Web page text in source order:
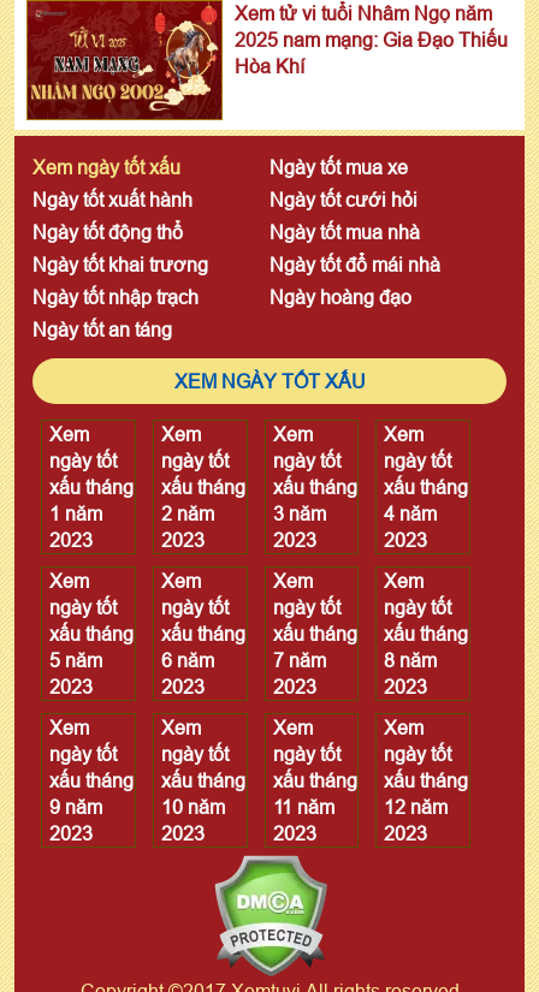
Xem tử vi tuổi Nhâm Ngọ năm
2025 nam mạng: Gia Đạo Thiếu
Hòa Khí
Xem ngày tốt xấu
Ngày tốt mua xe
Ngày tốt xuất hành
Ngày tốt cưới hỏi
Ngày tốt động thổ
Ngày tốt mua nhà
Ngày tốt khai trương
Ngày tốt đổ mái nhà
Ngày tốt nhập trạch
Ngày hoàng đạo
Ngày tốt an táng
XEM NGÀY TỐT XẤU
Xem
ngày tốt
xấu tháng
1 năm
2023
Xem
ngày tốt
xấu tháng
2 năm
2023
Xem
ngày tốt
xấu tháng
3 năm
2023
Xem
ngày tốt
xấu tháng
4 năm
2023
Xem
ngày tốt
xấu tháng
5 năm
2023
Xem
ngày tốt
xấu tháng
6 năm
2023
Xem
ngày tốt
xấu tháng
7 năm
2023
Xem
ngày tốt
xấu tháng
8 năm
2023
Xem
ngày tốt
xấu tháng
9 năm
2023
Xem
ngày tốt
xấu tháng
10 năm
2023
Xem
ngày tốt
xấu tháng
11 năm
2023
Xem
ngày tốt
xấu tháng
12 năm
2023